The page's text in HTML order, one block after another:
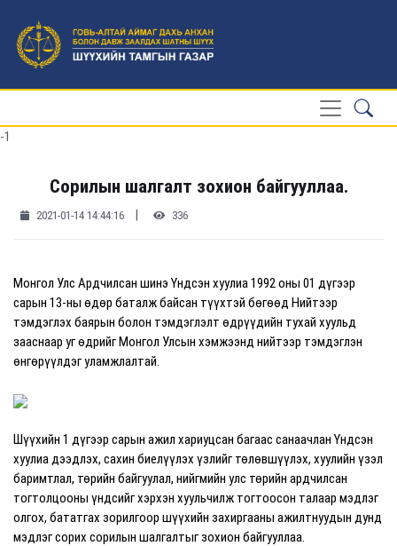
-1
Сорилын шалгалт зохион байгууллаа.
2021-01-14 14:44:16 | 336
Монгол Улс Ардчилсан шинэ Үндсэн хуулиа 1992 оны 01 дүгээр
сарын 13-ны өдөр баталж байсан түүхтэй бөгөөд Нийтээр
тэмдэглэх баярын болон тэмдэглэлт өдрүүдийн тухай хуульд
зааснаар уг өдрийг Монгол Улсын хэмжээнд нийтээр тэмдэглэн
өнгөрүүлдэг уламжлалтай.
Шүүхийн 1 дүгээр сарын ажил хариуцсан багаас санаачлан Үндсэн
хуулиа дээдлэх, сахин биелүүлэх үзлийг төлөвшүүлэх, хуулийн үзэл
баримтлал, төрийн байгуулал, нийгмийн улс төрийн ардчилсан
тогтолцооны үндсийг хэрхэн хуульчилж тогтоосон талаар мэдлэг
олгох, бататгах зорилгоор шүүхийн захиргааны ажилтнуудын дунд
мэдлэг сорих сорилын шалгалтыг зохион байгууллаа.